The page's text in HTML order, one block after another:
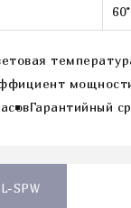
60°
Гарантийный
SPW